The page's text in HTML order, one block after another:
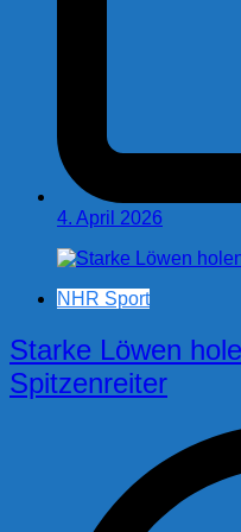
4. April 2026
NHR Sport
Starke Löwen
Spitzenreiter